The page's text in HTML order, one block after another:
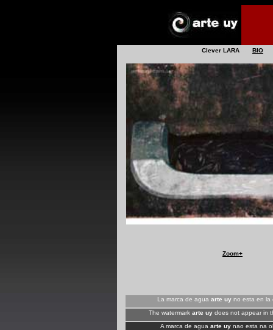
Clever LARA BIO
Zoom+
La marca de agua arte uyno esta en la
The watermark arte uydoes not appear in
A marca de agua arte uy nao esta na